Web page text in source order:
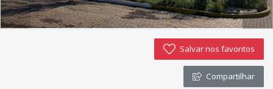
Salvar nos favoritos
Compartilhar